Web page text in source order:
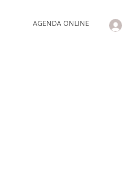
AGENDA ONLINE